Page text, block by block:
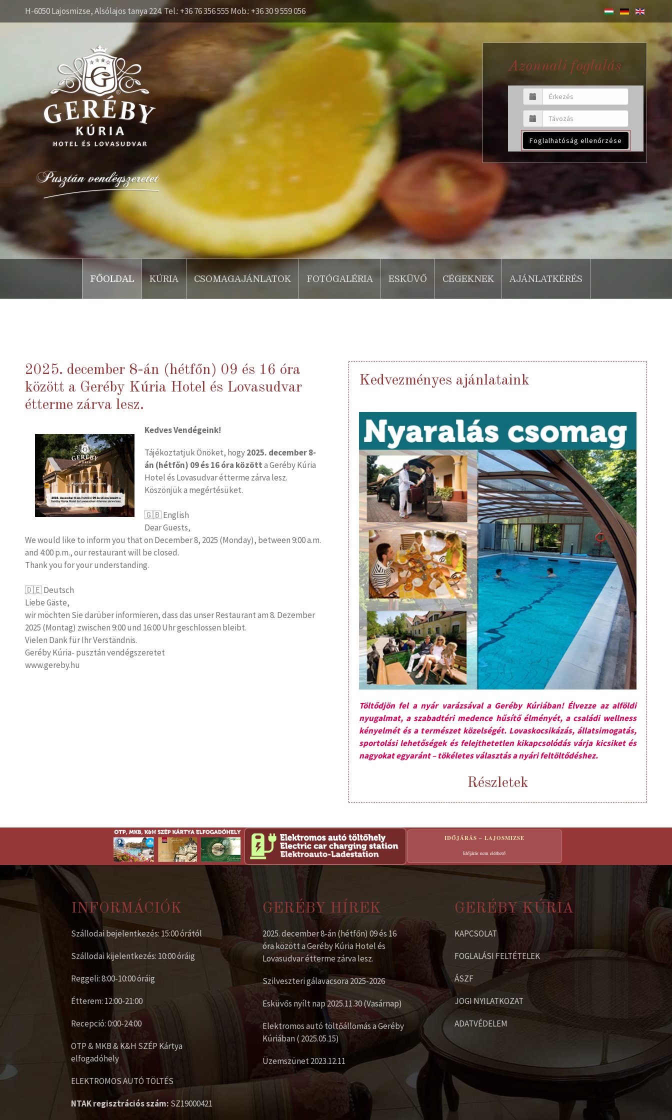
H-6050 Lajosmizse, Alsólajos tanya 224. Tel.: +36 76 356 555 Mob.: +36 30 9 559 056
Azonnali foglalás
Foglalhatóság ellenőrzése
FŐOLDAL KÚRIA CSOMAGAJÁNLATOK FOTÓGALÉRIA ESKÜVŐ CÉGEKNEK AJÁNLATKÉRÉS
2025. december 8-án (hétfőn) 09 és 16 óra
között a Geréby Kúria Hotel és Lovasudvar
étterme zárva lesz.
Kedves Vendégeink!
Tájékoztatjuk Önöket, hogy2025. december 8-
án (hétfőn) 09 és 16 óra közötta Geréby Kúria
Hotel és Lovasudvar étterme zárva lesz.
Köszönjük a megértésüket.
🇬🇧 English
Dear Guests,
We would like to inform you that on December 8, 2025 (Monday), between 9:00 a.m.
and 4:00 p.m., our restaurant will be closed.
Thank you for your understanding.
🇩🇪 Deutsch
Liebe Gäste,
wir möchten Sie darüber informieren, dass das unser Restaurant am 8. Dezember
2025 (Montag) zwischen 9:00 und 16:00 Uhr geschlossen bleibt.
Vielen Dank für Ihr Verständnis.
Geréby Kúria- pusztán vendégszeretet
www.gereby.hu
Kedvezményes ajánlataink
Töltődjön fel a nyár varázsával a Geréby Kúriában! Élvezze az alföldi
nyugalmat, a szabadtéri medence hűsítő élményét, a családi wellness
kényelmét és a természet közelségét. Lovaskocsikázás, állatsimogatás,
sportolási lehetőségek és felejthetetlen kikapcsolódás várja kicsiket és
nagyokat egyaránt – tökéletes választás a nyári feltöltődéshez.
Részletek
IDŐJÁRÁS – LAJOSMIZSE
Időjárás nem elérhető
INFORMÁCIÓK
Szállodai bejelentkezés: 15:00 órától
Szállodai kijelentkezés: 10:00 óráig
Reggeli: 8:00-10:00 óráig
Étterem: 12:00-21:00
Recepció: 0:00-24:00
OTP & MKB & K&H SZÉP Kártya
elfogadóhely
ELEKTROMOS AUTÓ TÖLTÉS
NTAK regisztrációs szám: SZ19000421
GERÉBY HÍREK
2025. december 8-án (hétfőn) 09 és 16
óra között a Geréby Kúria Hotel és
Lovasudvar étterme zárva lesz.
Szilveszteri gálavacsora 2025-2026
Esküvős nyílt nap 2025.11.30 (Vasárnap)
Elektromos autó töltőállomás a Geréby
Kúriában ( 2025.05.15)
Üzemszünet 2023.12.11
GERÉBY KÚRIA
KAPCSOLAT
FOGLALÁSI FELTÉTELEK
ÁSZF
JOGI NYILATKOZAT
ADATVÉDELEM